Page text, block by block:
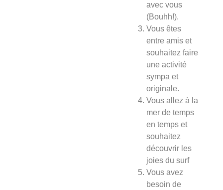
avec vous
(Bouhh!).
Vous êtes
entre amis et
souhaitez faire
une activité
sympa et
originale.
Vous allez à la
mer de temps
en temps et
souhaitez
découvrir les
joies du surf
Vous avez
besoin de